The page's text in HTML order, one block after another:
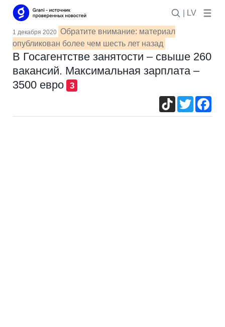
| LV
1 декабря 2020 Обратите внимание: материал
опубликован более чем шесть лет назад
В Госагентстве занятости – свыше 260
вакансий. Максимальная зарплата –
3500 евро
3
TikTokTwitter